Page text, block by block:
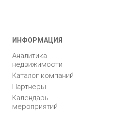
ИНФОРМАЦИЯ
Аналитика
недвижимости
Каталог компаний
Партнеры
Календарь
мероприятий